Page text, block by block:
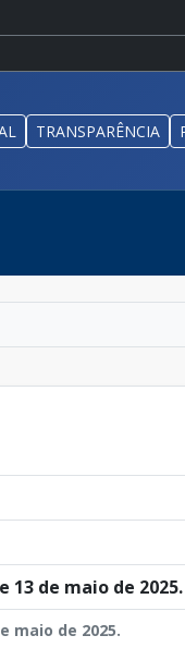
TRANSPARÊNCIA
13 de maio de 2025.
maio de 2025.